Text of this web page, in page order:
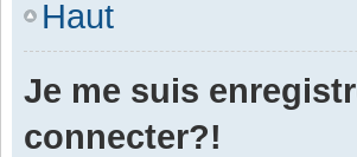
Haut
Je me suis
connecter?!